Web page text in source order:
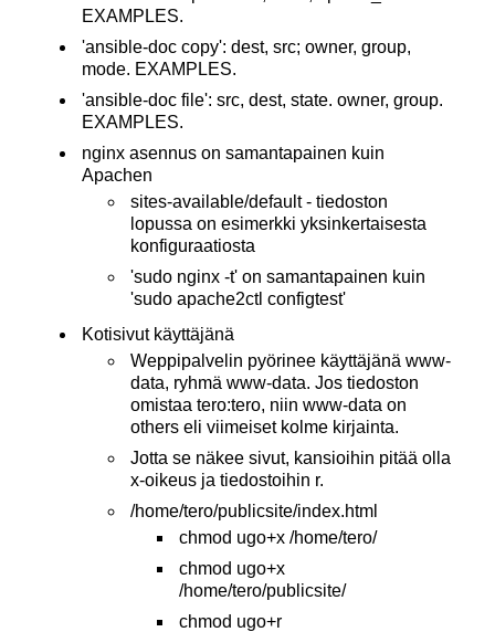
EXAMPLES.
'ansible-doc copy': dest, src; owner, group,
mode. EXAMPLES.
'ansible-doc file': src, dest, state. owner, group.
EXAMPLES.
nginx asennus on samantapainen kuin
Apachen
sites-available/default - tiedoston
lopussa on esimerkki yksinkertaisesta
konfiguraatiosta
'sudo nginx -t' on samantapainen kuin
'sudo apache2ctl configtest'
Kotisivut käyttäjänä
Weppipalvelin pyörinee käyttäjänä www-
data, ryhmä www-data. Jos tiedoston
omistaa tero:tero, niin www-data on
others eli viimeiset kolme kirjainta.
Jotta se näkee sivut, kansioihin pitää olla
x-oikeus ja tiedostoihin r.
/home/tero/publicsite/index.html
chmod ugo+x /home/tero/
chmod ugo+x
/home/tero/publicsite/
chmod ugo+r